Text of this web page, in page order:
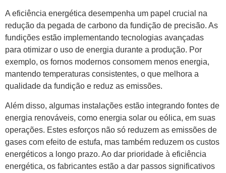
A eficiência energética desempenha um papel crucial na
redução da pegada de carbono da fundição de precisão. As
fundições estão implementando tecnologias avançadas
para otimizar o uso de energia durante a produção. Por
exemplo, os fornos modernos consomem menos energia,
mantendo temperaturas consistentes, o que melhora a
qualidade da fundição e reduz as emissões.
Além disso, algumas instalações estão integrando fontes de
energia renováveis, como energia solar ou eólica, em suas
operações. Estes esforços não só reduzem as emissões de
gases com efeito de estufa, mas também reduzem os custos
energéticos a longo prazo. Ao dar prioridade à eficiência
energética, os fabricantes estão a dar passos significativos